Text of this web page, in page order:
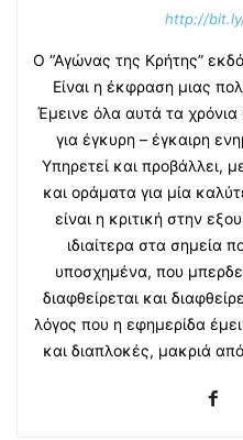
http://
Ο “Αγώνας της Κρήτης”
Είναι η έκφραση μιας
Έμεινε όλα αυτά τα
για έγκυρη – έγκαιρη
Υπηρετεί και προβάλλει,
και οράματα για μία
είναι η κριτική στην
ιδιαίτερα στα σημεία
υποσχημένα, που
διαφθείρεται και
λόγος που η εφημερίδα
και διαπλοκές, μακριά